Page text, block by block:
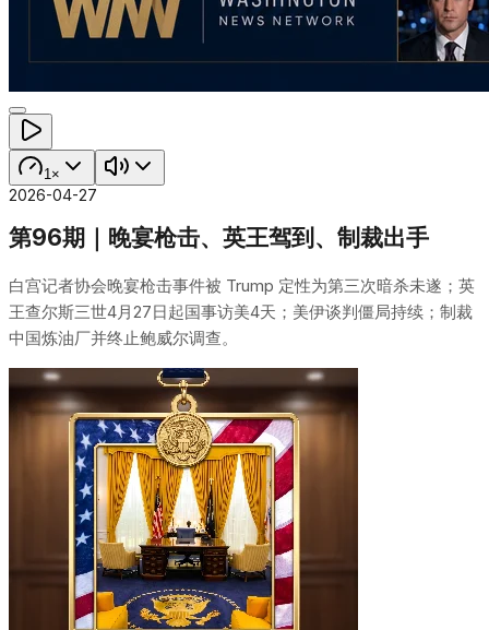
1×
2026-04-27
第96期｜晚宴枪击、英王驾到、制裁出手
白宫记者协会晚宴枪击事件被 Trump 定性为第三次暗杀未遂；英
王查尔斯三世4月27日起国事访美4天；美伊谈判僵局持续；制裁
中国炼油厂并终止鲍威尔调查。